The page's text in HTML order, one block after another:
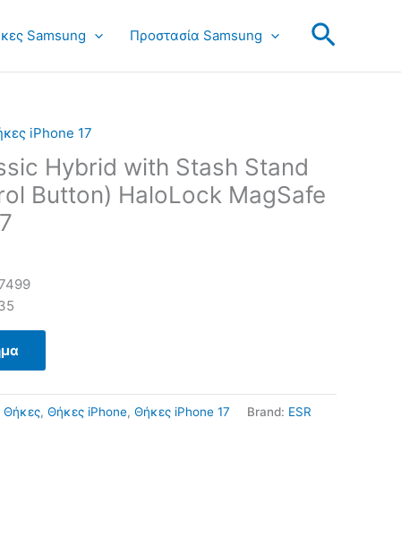
Samsung Προστασία Samsung Search
iPhone 17
Hybrid with Stash Stand
Button) HaloLock MagSafe
Θήκες, Θήκες iPhone, Θήκες iPhone 17 Brand: ESR